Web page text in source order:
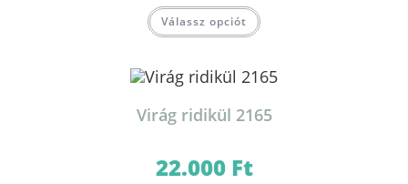
Válassz opciót
Virág ridikül 2165
22.000 Ft